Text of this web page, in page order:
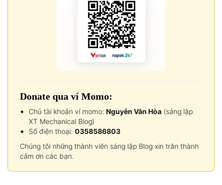
Donate qua ví Momo:
Chủ tài khoản ví momo: Nguyễn Văn Hòa (sáng lập
XT Mechanical Blog)
Số điện thoại: 0358586803
Chúng tôi những thành viên sáng lập Blog xin trân thành
cảm ơn các bạn.